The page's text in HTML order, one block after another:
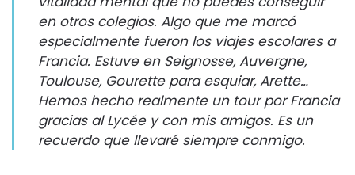
en otros colegios. Algo que me marcó
especialmente fueron los viajes escolares a
Francia. Estuve en Seignosse, Auvergne,
Toulouse, Gourette para esquiar, Arette…
Hemos hecho realmente un tour por Francia
gracias al Lycée y con mis amigos. Es un
recuerdo que llevaré siempre conmigo.